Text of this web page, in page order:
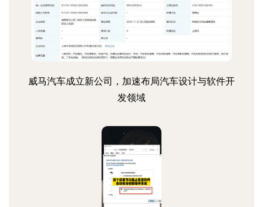
威马汽车成立新公司，加速布局汽车设计与软件开
发领域